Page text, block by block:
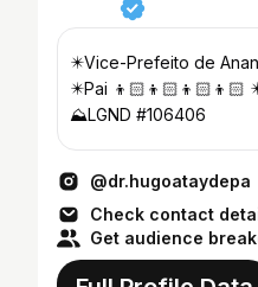
✴️Vice-Prefeito de
✴️Pai 👦🏻👦🏻👦🏻👦🏻
⛰️LGND #106406
@dr.hugoataydepa
Check contact
Get audience